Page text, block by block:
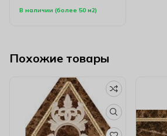
В наличии (более 50 м2)
Похожие товары